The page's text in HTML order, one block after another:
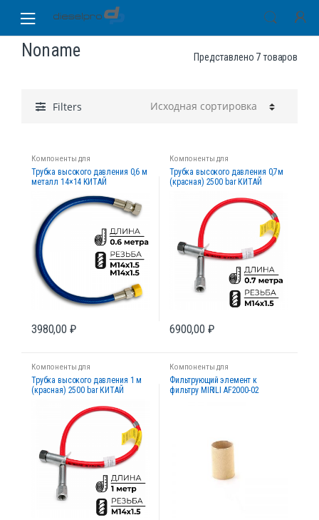
navigation
contentNoname Представлено 7 товаров
Filters
Компоненты для
диагностических стендов
Трубка высокого давления 0,6 м
металл 14×14 KИТАЙ
3980,00 ₽
Компоненты для
диагностических стендов
Трубка высокого давления 0,7м
(красная) 2500 bar КИТАЙ
6900,00 ₽
Компоненты для
диагностических стендов
Трубка высокого давления 1 м
(красная) 2500 bar КИТАЙ
Компоненты для
диагностических стендов
Фильтрующий элемент к
фильтру MIRILI AF2000-02